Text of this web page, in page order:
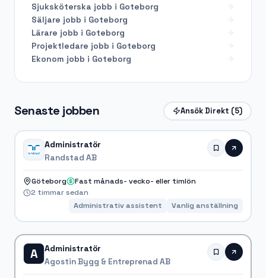
Senaste jobben Ansök Direkt (5)
Administratör
Randstad AB
Göteborg
Fast månads- vecko- eller timlön
2 timmar sedan
Administrativ assistent
Vanlig anställning
A Administratör
Agostin Bygg & Entreprenad AB
Sjuksköterska jobb i Goteborg
Säljare jobb i Goteborg
Lärare jobb i Goteborg
Projektledare jobb i Goteborg
Ekonom jobb i Goteborg